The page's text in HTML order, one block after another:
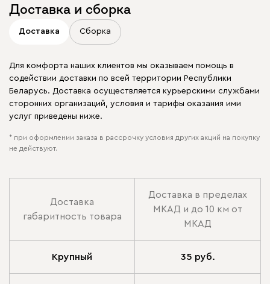
Доставка и сборка
Доставка Сборка
Для комфорта наших клиентов мы оказываем помощь в
содействии доставки по всей территории Республики
Беларусь. Доставка осуществляется курьерскими службами
сторонних организаций, условия и тарифы оказания ими
услуг приведены ниже.
* при оформлении заказа в рассрочку условия других акций на покупку
не действуют.
Доставка
габаритность товара
Доставка в пределах
МКАД и до 10 км от
МКАД
Крупный 35 руб.